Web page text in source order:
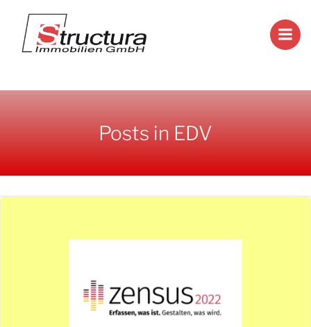
Posts in EDV